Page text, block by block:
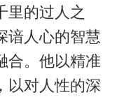
的过人之
谙人心的智慧
合。他以精准
以对人性的深